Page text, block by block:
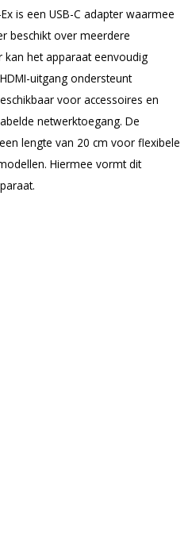
is een USB-C adapter waarmee
beschikt over meerdere
het apparaat eenvoudig
uitgang ondersteunt
voor accessoires en
netwerktoegang. De
lengte van 20 cm voor flexibele
Hiermee vormt dit